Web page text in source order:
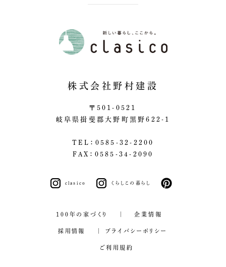
株式会社野村建設
〒501-0521
岐阜県揖斐郡大野町黒野622-1
TEL：0585-32-2200
FAX：0585-34-2090
clasico くらしこの暮らし
100年の家づくり 企業情報
採用情報 プライバシーポリシー
ご利用規約